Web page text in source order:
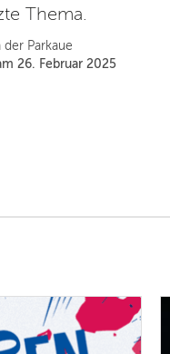
Thema.
Parkaue
26. Februar 2025